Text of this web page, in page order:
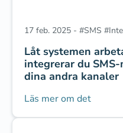
17 feb. 2025 - #SMS #
Låt systemen
integrerar du
dina andra kanaler
Läs mer om det